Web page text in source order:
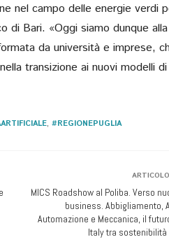
nel campo delle energie verdi
di Bari. «Oggi siamo dunque
da università e imprese,
transizione ai nuovi modelli
, #REGIONEPUGLIA
MICS Roadshow al Poliba. Verso
business. Abbigliamento,
Automazione e Meccanica, il
Italy tra